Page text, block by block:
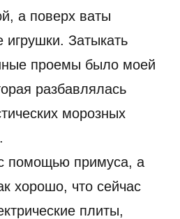
а поверх ваты
Затыкать
проемы было моей
разбавлялась
морозных
помощью примуса, а
хорошо, что сейчас
плиты,